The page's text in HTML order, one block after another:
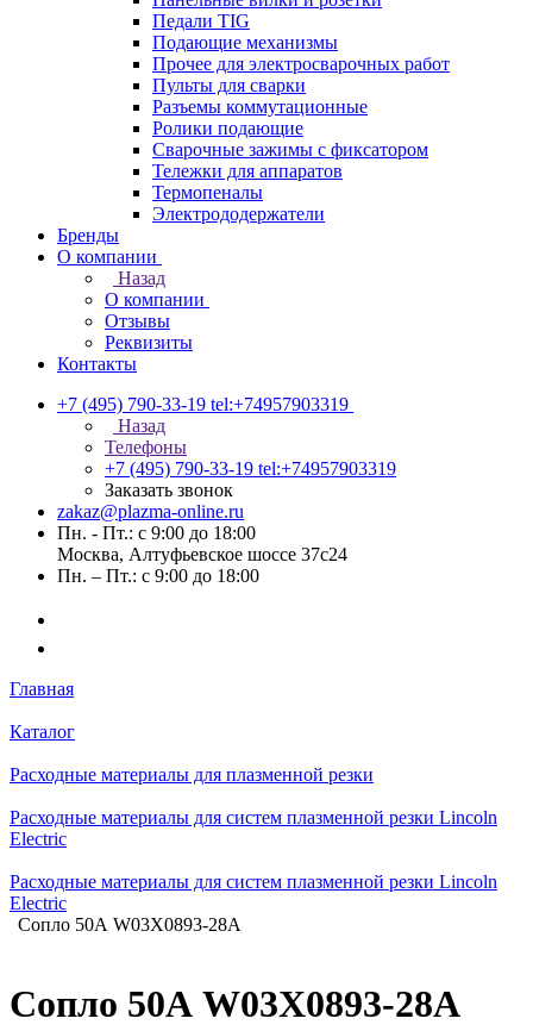
Педали TIG
Подающие механизмы
Прочее для электросварочных работ
Пульты для сварки
Разъемы коммутационные
Ролики подающие
Сварочные зажимы с фиксатором
Тележки для аппаратов
Термопеналы
Электрододержатели
Бренды
О компании
Назад
О компании
Отзывы
Реквизиты
Контакты
+7 (495) 790-33-19 tel:+74957903319
Назад
Телефоны
+7 (495) 790-33-19 tel:+74957903319
Заказать звонок
zakaz@plazma-online.ru
Пн. - Пт.: с 9:00 до 18:00
Москва, Алтуфьевское шоссе 37с24
Пн. – Пт.: с 9:00 до 18:00
Главная
Каталог
Расходные материалы для плазменной резки
Расходные материалы для систем плазменной резки Lincoln
Electric
Расходные материалы для систем плазменной резки Lincoln
Electric
Сопло 50А W03X0893-28A
Сопло 50А W03X0893-28A